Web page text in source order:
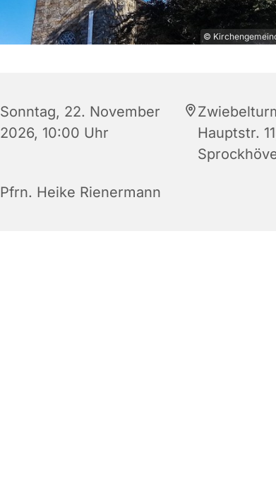
©
Sonntag, 22. November
2026, 10:00 Uhr
Hauptstr.
Pfrn. Heike Rienermann